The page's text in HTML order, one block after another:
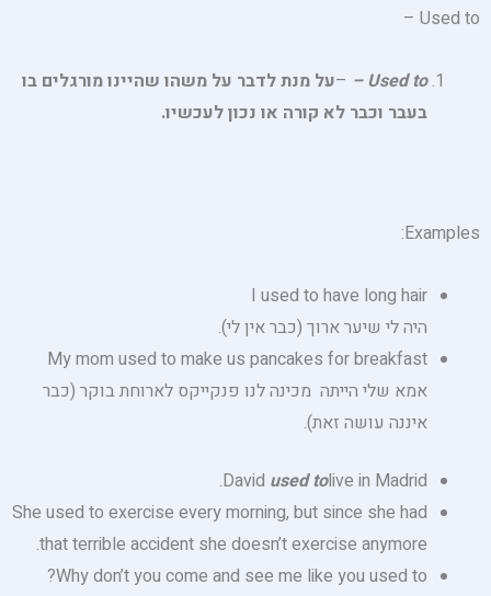
Used to –
Used to
–
–על מנת לדבר על משהו שהיינו מורגלים בו
בעבר וכבר לא קורה או נכון לעכשיו.
Examples:
I used to have long hair
היה לי שיער ארוך (כבר אין לי).
My mom used to make us pancakes for breakfast
אמא שלי הייתה מכינה לנו פנקייקס לארוחת בוקר (כבר
איננה עושה זאת).
David used tolive in Madrid.
She used to exercise every morning, but since she had
that terrible accident she doesn’t exercise anymore.
Why don’t you come and see me like you used to?